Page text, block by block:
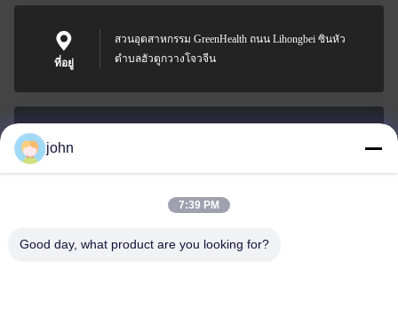
ที่อยู่
สวนอุตสาหกรรม GreenHealth ถนน Lihongbei ซินหัว
ตำบลฮัวตูกวางโจวจีน
0086-153-7406-6785
john
7:39 PM
Good day, what product are you looking for?